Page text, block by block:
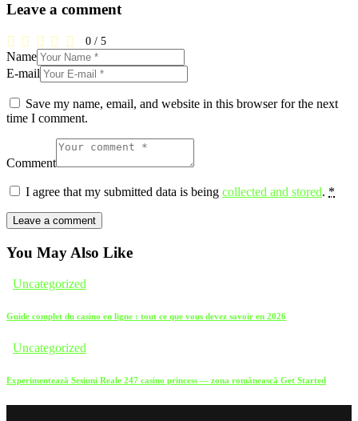
Leave a comment
0 / 5
Name
E-mail
Save my name, email, and website in this browser for the next
time I comment.
Comment
I agree that my submitted data is being collected and stored. *
You May Also Like
Uncategorized
Guide complet du casino en ligne : tout ce que vous devez savoir en 2026
Uncategorized
Experimentează Sesiuni Reale 247 casino princess — zona românească Get Started